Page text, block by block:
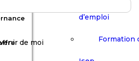
d’emploi
Formation
de moi